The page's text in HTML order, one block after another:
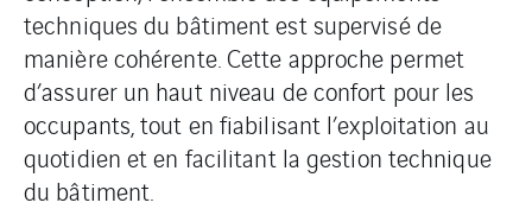
techniques du bâtiment est supervisé de
manière cohérente. Cette approche permet
d’assurer un haut niveau de confort pour les
occupants, tout en fiabilisant l’exploitation au
quotidien et en facilitant la gestion technique
du bâtiment.